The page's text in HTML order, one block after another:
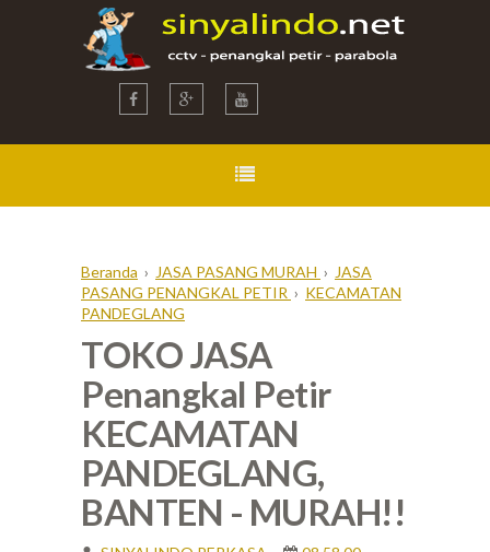
Beranda › JASA PASANG MURAH › JASA
PASANG PENANGKAL PETIR › KECAMATAN
PANDEGLANG
TOKO JASA
Penangkal Petir
KECAMATAN
PANDEGLANG,
BANTEN - MURAH!!